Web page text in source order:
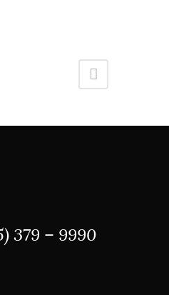
379 – 9990